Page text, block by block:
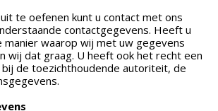
te oefenen kunt u contact met ons
contactgegevens. Heeft u
manier waarop wij met uw gegevens
wij dat graag. U heeft ook het recht een
bij de toezichthoudende autoriteit, de